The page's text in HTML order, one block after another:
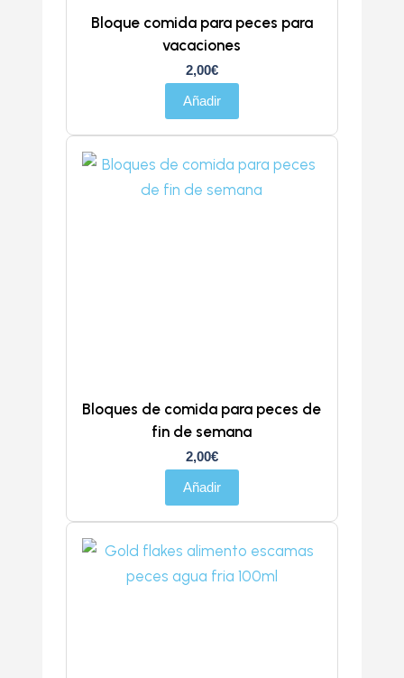
Bloque comida para peces para
vacaciones
2,00€
Añadir
Bloques de comida para peces de
fin de semana
2,00€
Añadir